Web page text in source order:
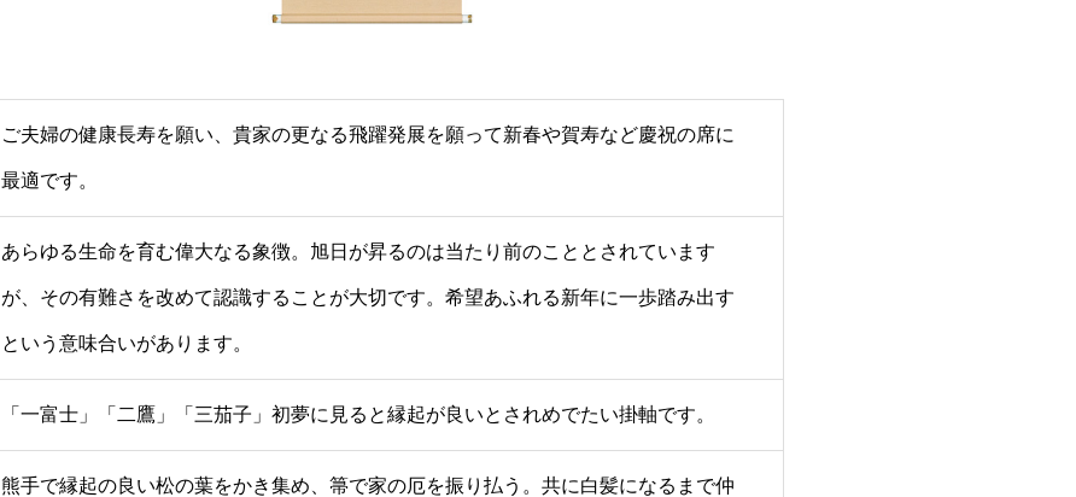
ご夫婦の健康長寿を願い、貴家の更なる飛躍発展を願って新春や賀寿など慶祝の席に
最適です。
あらゆる生命を育む偉大なる象徴。旭日が昇るのは当たり前のこととされています
が、その有難さを改めて認識することが大切です。希望あふれる新年に一歩踏み出す
という意味合いがあります。
「一富士」「二鷹」「三茄子」初夢に見ると縁起が良いとされめでたい掛軸です。
熊手で縁起の良い松の葉をかき集め、箒で家の厄を振り払う。共に白髪になるまで仲